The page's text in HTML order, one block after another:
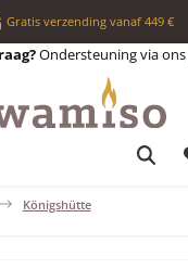
Gratis verzending vanaf 449 €
Ondersteuning via ons
Königshütte